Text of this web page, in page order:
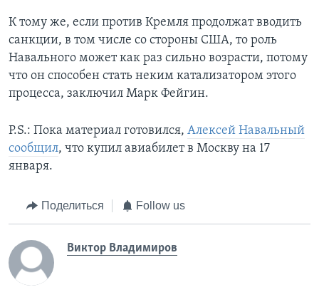
К тому же, если против Кремля продолжат вводить
санкции, в том числе со стороны США, то роль
Навального может как раз сильно возрасти, потому
что он способен стать неким катализатором этого
процесса, заключил Марк Фейгин.
P.S.: Пока материал готовился, Алексей Навальный
сообщил, что купил авиабилет в Москву на 17
января.
Поделиться Follow us
Виктор Владимиров